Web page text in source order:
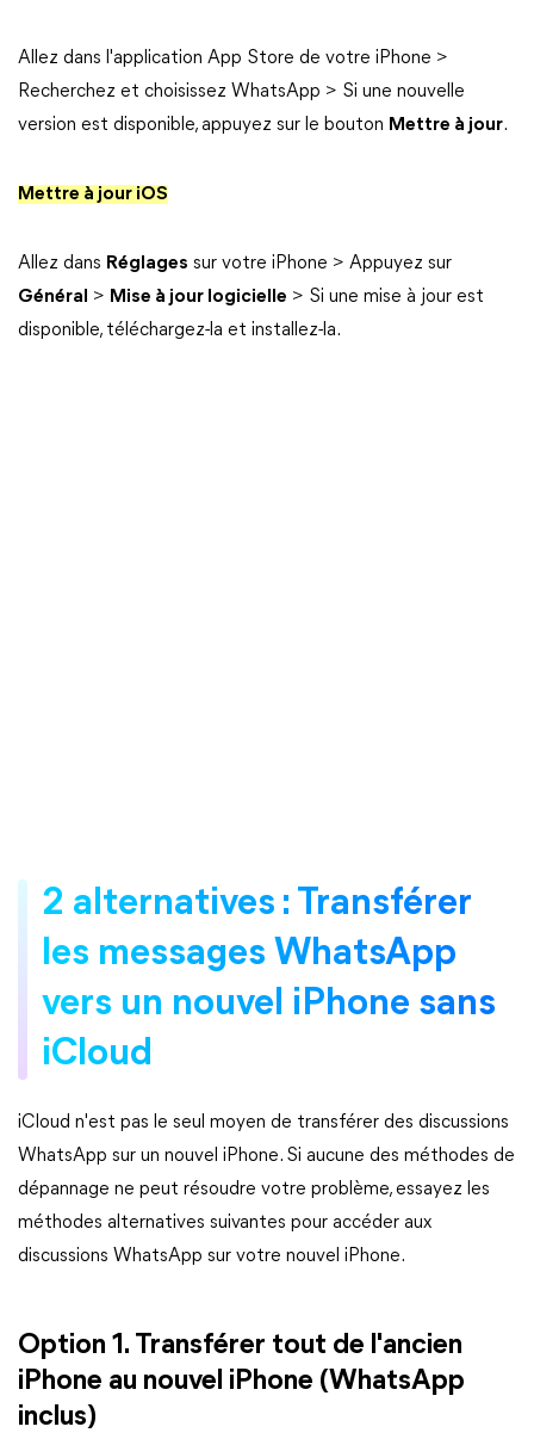
Allez dans l'application App Store de votre iPhone >
Recherchez et choisissez WhatsApp > Si une nouvelle
version est disponible, appuyez sur le bouton Mettre à jour.
Mettre à jour iOS
Allez dans Réglages sur votre iPhone > Appuyez sur
Général
> Mise à jour logicielle > Si une mise à jour est
disponible, téléchargez-la et installez-la.
2 alternatives : Transférer
les messages WhatsApp
vers un nouvel iPhone sans
iCloud
iCloud n'est pas le seul moyen de transférer des discussions
WhatsApp sur un nouvel iPhone. Si aucune des méthodes de
dépannage ne peut résoudre votre problème, essayez les
méthodes alternatives suivantes pour accéder aux
discussions WhatsApp sur votre nouvel iPhone.
Option 1. Transférer tout de l'ancien
iPhone au nouvel iPhone (WhatsApp
inclus)